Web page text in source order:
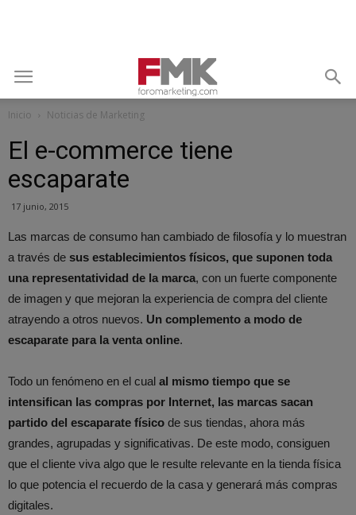
Inicio Noticias de Marketing
El e-commerce tiene
escaparate
17 junio, 2015
Las marcas de consumo han cambiado de filosofía y lo muestran
a través de sus establecimientos físicos, que suponen toda
una representatividad de la marca, con un fuerte componente
de imagen y que mejoran la experiencia de compra del cliente
atrayendo a otros nuevos. Un complemento a modo de
escaparate para la venta online.
Todo un fenómeno en el cual al mismo tiempo que se
intensifican las compras por Internet, las marcas sacan
partido del escaparate físico de sus tiendas, ahora más
grandes, agrupadas y significativas. De este modo, consiguen
que el cliente viva algo que le resulte relevante en la tienda física
lo que potencia el recuerdo de la casa y generará más compras
digitales.